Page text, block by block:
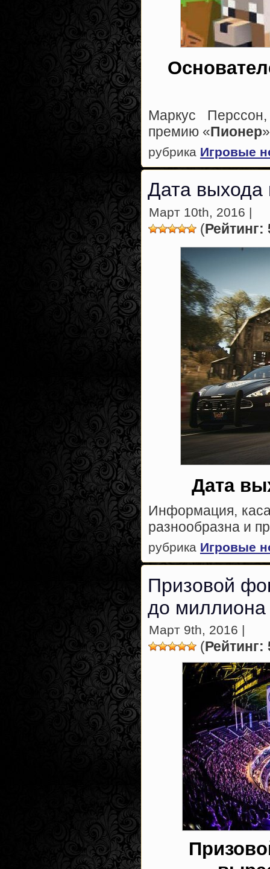
Маркус
премию «Пионер
рубрика Игровые
Дата выхода
Март 10th, 2016 |
(Рейтинг:
Дата
Информация,
разнообразна и
рубрика Игровые
Призовой
до
Март 9th, 2016 |
(Рейтинг: